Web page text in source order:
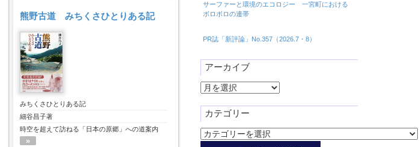
熊野古道 みちくさひとりある記
みちくさひとりある記
細谷昌子著
時空を超えて訪ねる「日本の原郷」への道案内
»
サーファーと環境のエコロジー 一宮町における
ボロボロの連帯
PR誌「新評論」No.357（2026.7・8）
アーカイブ
ア
カ
イ
ブ
カテゴリー
カ